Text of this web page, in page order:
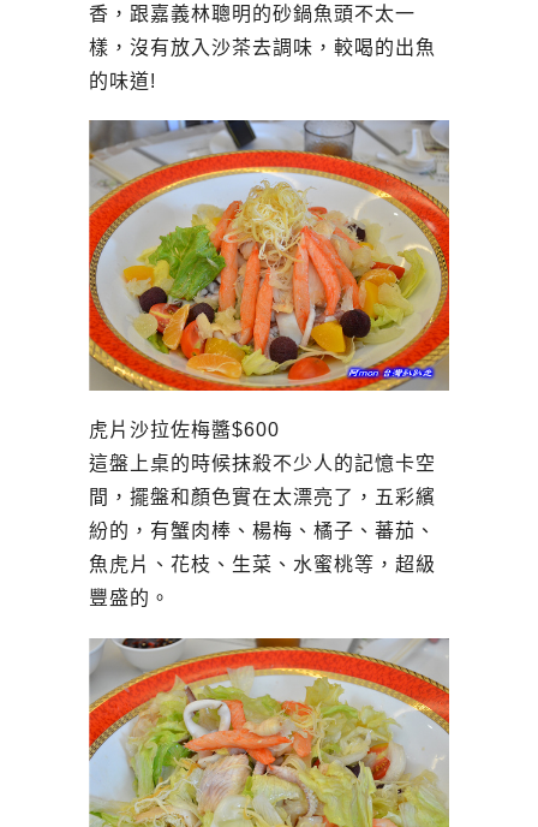
香，跟嘉義林聰明的砂鍋魚頭不太一
樣，沒有放入沙茶去調味，較喝的出魚
的味道!
虎片沙拉佐梅醬$600
這盤上桌的時候抹殺不少人的記憶卡空
間，擺盤和顏色實在太漂亮了，五彩繽
紛的，有蟹肉棒、楊梅、橘子、蕃茄、
魚虎片、花枝、生菜、水蜜桃等，超級
豐盛的。